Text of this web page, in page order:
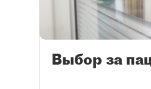
Выбор за